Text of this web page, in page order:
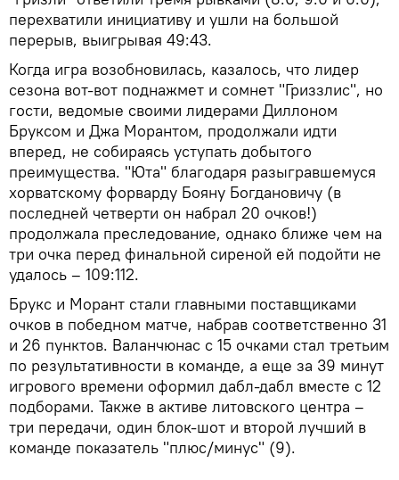
перехватили инициативу и ушли на большой
перерыв, выигрывая 49:43.
Когда игра возобновилась, казалось, что лидер
сезона вот-вот поднажмет и сомнет "Гриззлис", но
гости, ведомые своими лидерами Диллоном
Бруксом и Джа Морантом, продолжали идти
вперед, не собираясь уступать добытого
преимущества. "Юта" благодаря разыгравшемуся
хорватскому форварду Бояну Богдановичу (в
последней четверти он набрал 20 очков!)
продолжала преследование, однако ближе чем на
три очка перед финальной сиреной ей подойти не
удалось – 109:112.
Брукс и Морант стали главными поставщиками
очков в победном матче, набрав соответственно 31
и 26 пунктов. Валанчюнас с 15 очками стал третьим
по результативности в команде, а еще за 39 минут
игрового времени оформил дабл-дабл вместе с 12
подборами. Также в активе литовского центра –
три передачи, один блок-шот и второй лучший в
команде показатель "плюс/минус" (9).